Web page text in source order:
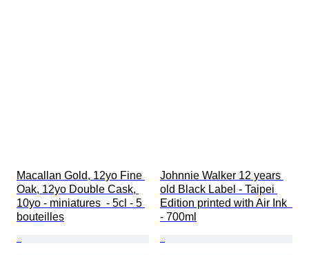
Macallan Gold, 12yo Fine
Oak, 12yo Double Cask,
10yo - miniatures  - 5cl - 5
bouteilles
Johnnie Walker 12 years
old Black Label - Taipei
Edition printed with Air Ink
- 700ml